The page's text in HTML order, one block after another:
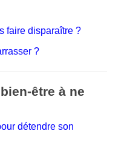
faire disparaître ?
?
être à ne
détendre son